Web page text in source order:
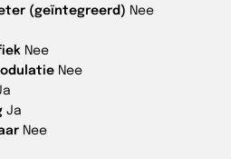
(geïntegreerd) Nee
Nee
Nee
Ja
Nee